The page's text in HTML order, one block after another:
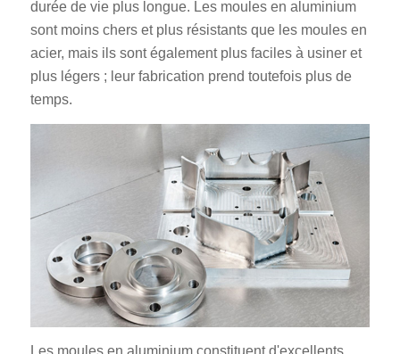
durée de vie plus longue. Les moules en aluminium
sont moins chers et plus résistants que les moules en
acier, mais ils sont également plus faciles à usiner et
plus légers ; leur fabrication prend toutefois plus de
temps.
Les moules en aluminium constituent d'excellents